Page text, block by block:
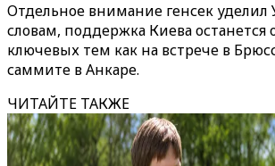
Отдельное внимание генсек уделил
словам, поддержка Киева останется
ключевых тем как на встрече в
саммите в Анкаре.
ЧИТАЙТЕ ТАКЖЕ